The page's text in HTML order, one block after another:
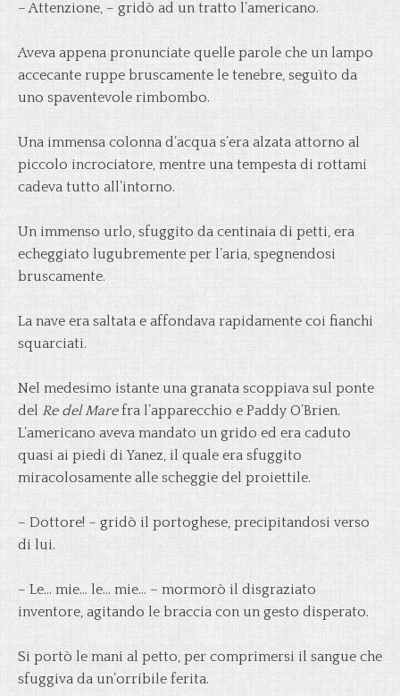
– Attenzione, – gridò ad un tratto l’americano.
Aveva appena pronunciate quelle parole che un lampo
accecante ruppe bruscamente le tenebre, seguìto da
uno spaventevole rimbombo.
Una immensa colonna d’acqua s’era alzata attorno al
piccolo incrociatore, mentre una tempesta di rottami
cadeva tutto all’intorno.
Un immenso urlo, sfuggito da centinaia di petti, era
echeggiato lugubremente per l’aria, spegnendosi
bruscamente.
La nave era saltata e affondava rapidamente coi fianchi
squarciati.
Nel medesimo istante una granata scoppiava sul ponte
del Re del Marefra l’apparecchio e Paddy O’Brien.
L’americano aveva mandato un grido ed era caduto
quasi ai piedi di Yanez, il quale era sfuggito
miracolosamente alle scheggie del proiettile.
– Dottore! – gridò il portoghese, precipitandosi verso
di lui.
– Le… mie… le… mie… – mormorò il disgraziato
inventore, agitando le braccia con un gesto disperato.
Si portò le mani al petto, per comprimersi il sangue che
sfuggiva da un’orribile ferita.